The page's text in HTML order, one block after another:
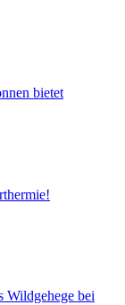
bietet
Wildgehege bei